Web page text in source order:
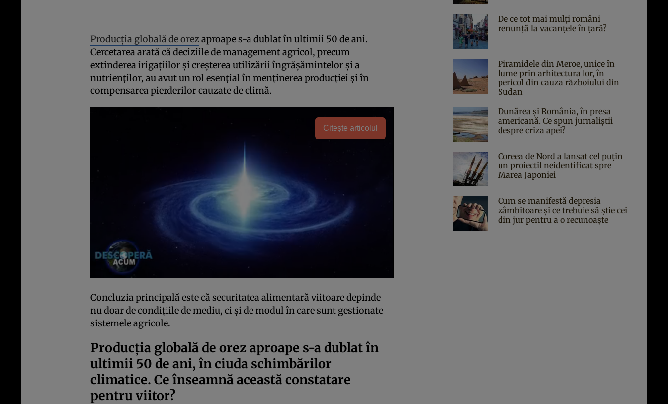
Producția globală de orezaproape s-a dublat în ultimii 50 de ani.
Cercetarea arată că deciziile de management agricol, precum
extinderea irigațiilor și creșterea utilizării îngrășămintelor și a
nutrienților, au avut un rol esențial în menținerea producției și în
compensarea pierderilor cauzate de climă.
Citește articolul
Concluzia principală este că securitatea alimentară viitoare depinde
nu doar de condițiile de mediu, ci și de modul în care sunt gestionate
sistemele agricole.
Producția globală de orez aproape s-a dublat în
ultimii 50 de ani, în ciuda schimbărilor
climatice. Ce înseamnă această constatare
pentru viitor?
De ce tot mai mulți români
renunță la vacanțele în țară?
Piramidele din Meroe, unice în
lume prin arhitectura lor, în
pericol din cauza războiului din
Sudan
Dunărea și România, în presa
americană. Ce spun jurnaliștii
despre criza apei?
Coreea de Nord a lansat cel puțin
un proiectil neidentificat spre
Marea Japoniei
Cum se manifestă depresia
zâmbitoare și ce trebuie să știe cei
din jur pentru a o recunoaște